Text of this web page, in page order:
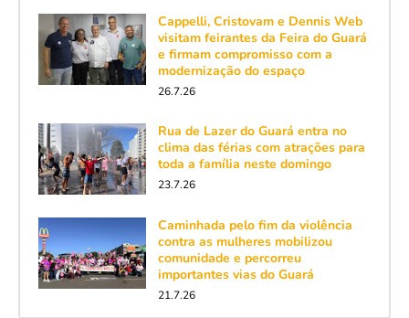
Cappelli, Cristovam e Dennis Web
visitam feirantes da Feira do Guará
e firmam compromisso com a
modernização do espaço
26.7.26
Rua de Lazer do Guará entra no
clima das férias com atrações para
toda a família neste domingo
23.7.26
Caminhada pelo fim da violência
contra as mulheres mobilizou
comunidade e percorreu
importantes vias do Guará
21.7.26